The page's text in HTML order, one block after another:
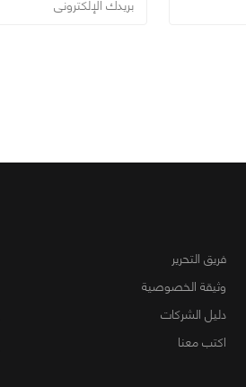
فريق التحرير
وثيقة الخصوصية
دليل الشركات
اكتب معنا